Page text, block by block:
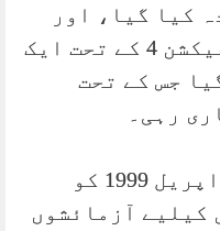
کیا گیا، اور
اس طرح 13 مئی1977 کو سیکشن 4 کے تحت ایک
جس کے تحت
اس ایوارڈ کا اعلان 21 اپریل 1999 کو
کیلیے آزمائشوں